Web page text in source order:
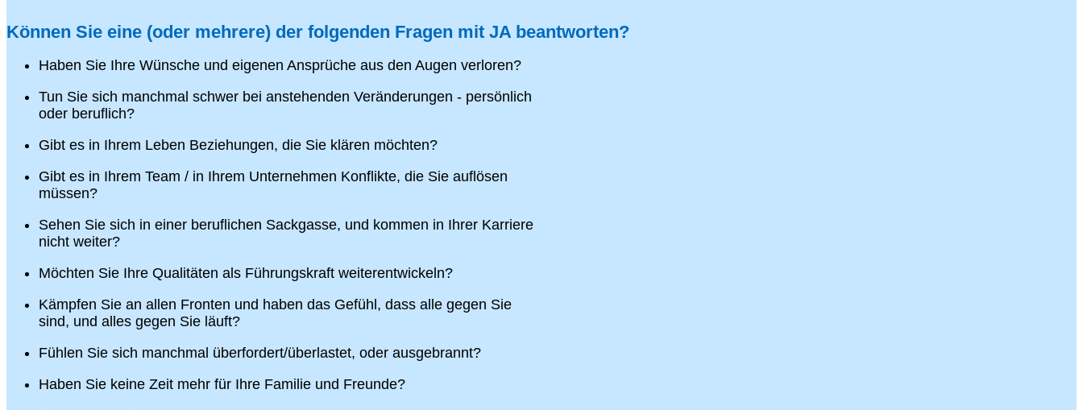
Können Sie eine (oder mehrere) der folgenden Fragen mit JA beantworten?
Haben Sie Ihre Wünsche und eigenen Ansprüche aus den Augen verloren?
Tun Sie sich manchmal schwer bei anstehenden Veränderungen - persönlich
oder beruflich?
Gibt es in Ihrem Leben Beziehungen, die Sie klären möchten?
Gibt es in Ihrem Team / in Ihrem Unternehmen Konflikte, die Sie auflösen
müssen?
Sehen Sie sich in einer beruflichen Sackgasse, und kommen in Ihrer Karriere
nicht weiter?
Möchten Sie Ihre Qualitäten als Führungskraft weiterentwickeln?
Kämpfen Sie an allen Fronten und haben das Gefühl, dass alle gegen Sie
sind, und alles gegen Sie läuft?
Fühlen Sie sich manchmal überfordert/überlastet, oder ausgebrannt?
Haben Sie keine Zeit mehr für Ihre Familie und Freunde?